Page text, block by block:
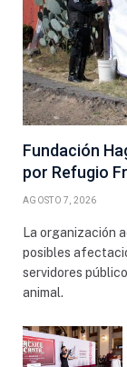
Fundación
por Refugio
AGOSTO 7, 2026
La organización
posibles
servidores
animal.